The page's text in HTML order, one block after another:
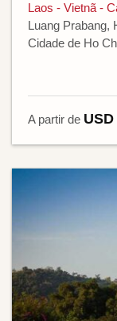
Laos - Vietnã -
Luang Prabang,
Cidade de Ho
A partir de